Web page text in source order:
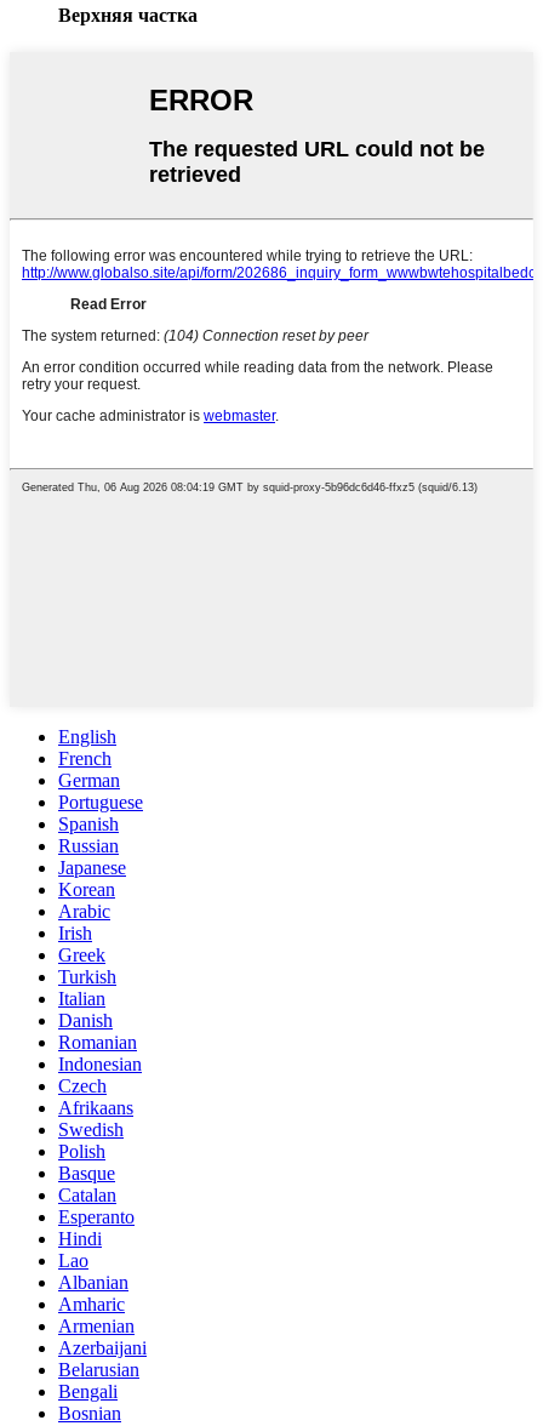
Верхняя частка
English
French
German
Portuguese
Spanish
Russian
Japanese
Korean
Arabic
Irish
Greek
Turkish
Italian
Danish
Romanian
Indonesian
Czech
Afrikaans
Swedish
Polish
Basque
Catalan
Esperanto
Hindi
Lao
Albanian
Amharic
Armenian
Azerbaijani
Belarusian
Bengali
Bosnian